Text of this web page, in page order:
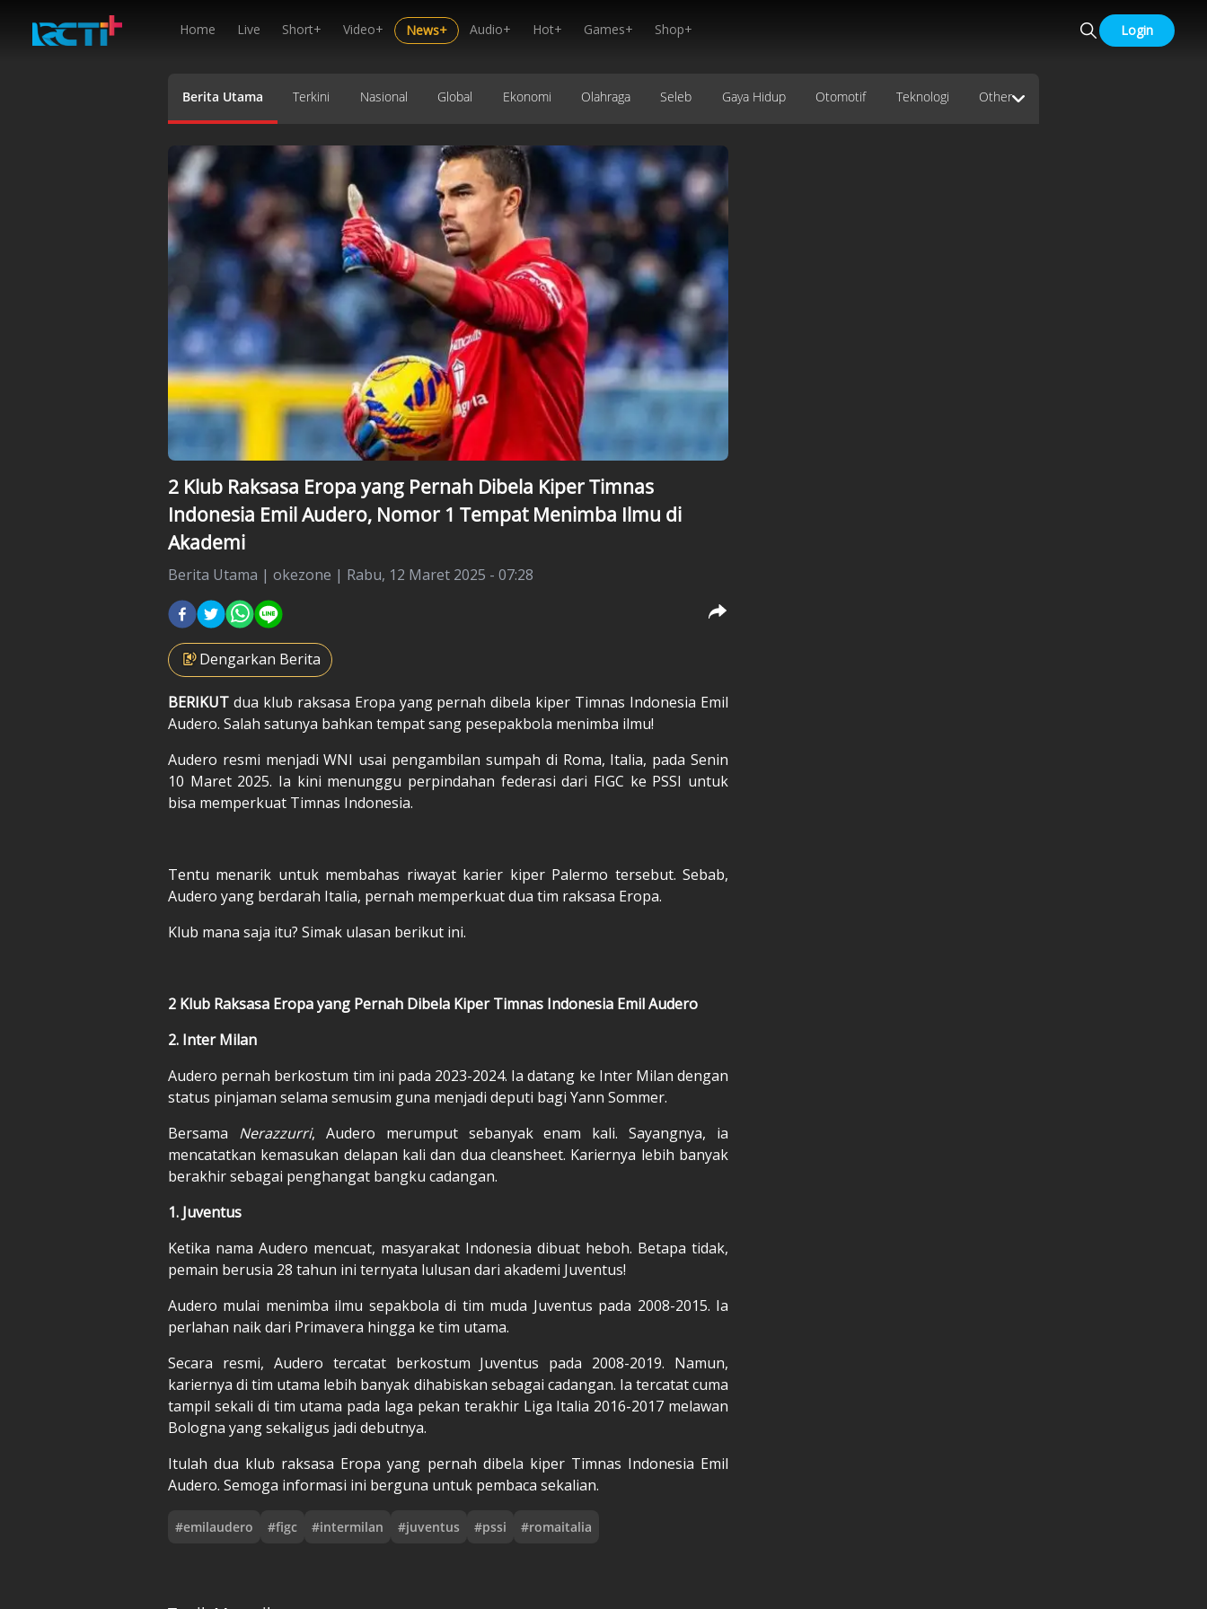
Home Live Short+ Video+ News+ Audio+ Hot+ Games+ Shop+ Login
Berita Utama Terkini Nasional Global Ekonomi Olahraga Seleb Gaya Hidup Otomotif Teknologi Other
2 Klub Raksasa Eropa yang Pernah Dibela Kiper Timnas
Indonesia Emil Audero, Nomor 1 Tempat Menimba Ilmu di
Akademi
Berita Utama | okezone | Rabu, 12 Maret 2025 - 07:28
Dengarkan Berita
BERIKUT dua klub raksasa Eropa yang pernah dibela kiper Timnas Indonesia Emil
Audero. Salah satunya bahkan tempat sang pesepakbola menimba ilmu!
Audero resmi menjadi WNI usai pengambilan sumpah di Roma, Italia, pada Senin
10 Maret 2025. Ia kini menunggu perpindahan federasi dari FIGC ke PSSI untuk
bisa memperkuat Timnas Indonesia.
Tentu menarik untuk membahas riwayat karier kiper Palermo tersebut. Sebab,
Audero yang berdarah Italia, pernah memperkuat dua tim raksasa Eropa.
Klub mana saja itu? Simak ulasan berikut ini.
2 Klub Raksasa Eropa yang Pernah Dibela Kiper Timnas Indonesia Emil Audero
2. Inter Milan
Audero pernah berkostum tim ini pada 2023-2024. Ia datang ke Inter Milan dengan
status pinjaman selama semusim guna menjadi deputi bagi Yann Sommer.
Bersama Nerazzurri, Audero merumput sebanyak enam kali. Sayangnya, ia
mencatatkan kemasukan delapan kali dan dua cleansheet. Kariernya lebih banyak
berakhir sebagai penghangat bangku cadangan.
1. Juventus
Ketika nama Audero mencuat, masyarakat Indonesia dibuat heboh. Betapa tidak,
pemain berusia 28 tahun ini ternyata lulusan dari akademi Juventus!
Audero mulai menimba ilmu sepakbola di tim muda Juventus pada 2008-2015. Ia
perlahan naik dari Primavera hingga ke tim utama.
Secara resmi, Audero tercatat berkostum Juventus pada 2008-2019. Namun,
kariernya di tim utama lebih banyak dihabiskan sebagai cadangan. Ia tercatat cuma
tampil sekali di tim utama pada laga pekan terakhir Liga Italia 2016-2017 melawan
Bologna yang sekaligus jadi debutnya.
Itulah dua klub raksasa Eropa yang pernah dibela kiper Timnas Indonesia Emil
Audero. Semoga informasi ini berguna untuk pembaca sekalian.
#emilaudero #figc #intermilan #juventus #pssi #romaitalia